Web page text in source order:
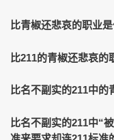
比青椒还悲哀的职业是
比211的青椒还悲哀的
比名不副实的211中的
比名不副实的211中“